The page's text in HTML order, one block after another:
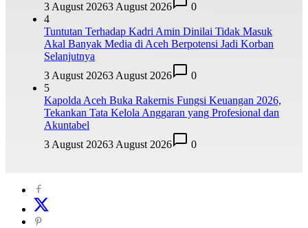
3 August 20263 August 2026
0
4
Tuntutan Terhadap Kadri Amin Dinilai Tidak Masuk
Akal Banyak Media di Aceh Berpotensi Jadi Korban
Selanjutnya
3 August 20263 August 2026
0
5
Kapolda Aceh Buka Rakernis Fungsi Keuangan 2026,
Tekankan Tata Kelola Anggaran yang Profesional dan
Akuntabel
3 August 20263 August 2026 0